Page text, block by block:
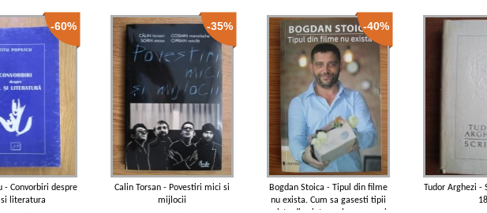
-60%
- Convorbiri despre
literatura
-35%
Calin Torsan - Povestiri mici si
mijlocii
-40%
Bogdan Stoica - Tipul din filme
nu exista. Cum sa gasesti tipii
Tudor Arghezi -